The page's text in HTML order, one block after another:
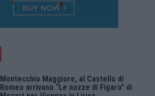
Montecchio Maggiore, al Castello di
Romeo arrivano “Le nozze di Figaro” di